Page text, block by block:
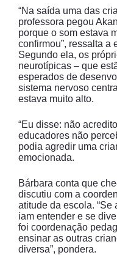
“Na saída uma das
professora pegou
porque o som estava
confirmou”, ressalta a
Segundo ela, os
neurotípicas – que
esperados de
sistema nervoso
estava muito alto.
“Eu disse: não
educadores não
podia agredir uma
emocionada.
Bárbara conta que
discutiu com a
atitude da escola.
iam entender e se
foi coordenação
ensinar as outras
diversa”, pondera.